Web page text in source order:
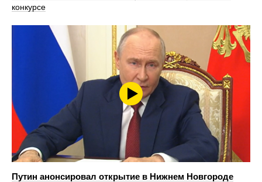
конкурсе
Путин анонсировал открытие в Нижнем Новгороде